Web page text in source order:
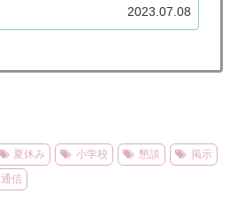
迎えることができるためにもぜひ、参考にして
2023.07.08
夏休み 小学校 懇談
掲示
通信